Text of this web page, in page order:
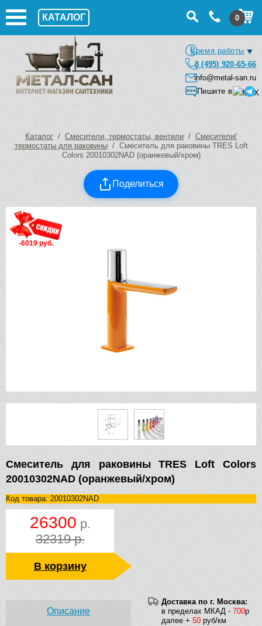
КАТАЛОГ 0
Время работы
8 (495) 920-65-66
info@metal-san.ru
Пишите в
Каталог / Смесители, термостаты, вентили / Смесители/
термостаты для раковины/ Смеситель для раковины TRES Loft
Colors 20010302NAD (оранжевый/хром)
Поделиться
-6019 руб.
Смеситель для раковины TRES Loft Colors
20010302NAD (оранжевый/хром)
Код товара: 20010302NAD
26300 р.
32319 р.
В корзину
Доставка по г. Москва:
в пределах МКАД - 700р
далее + 50 руб/км
Описание